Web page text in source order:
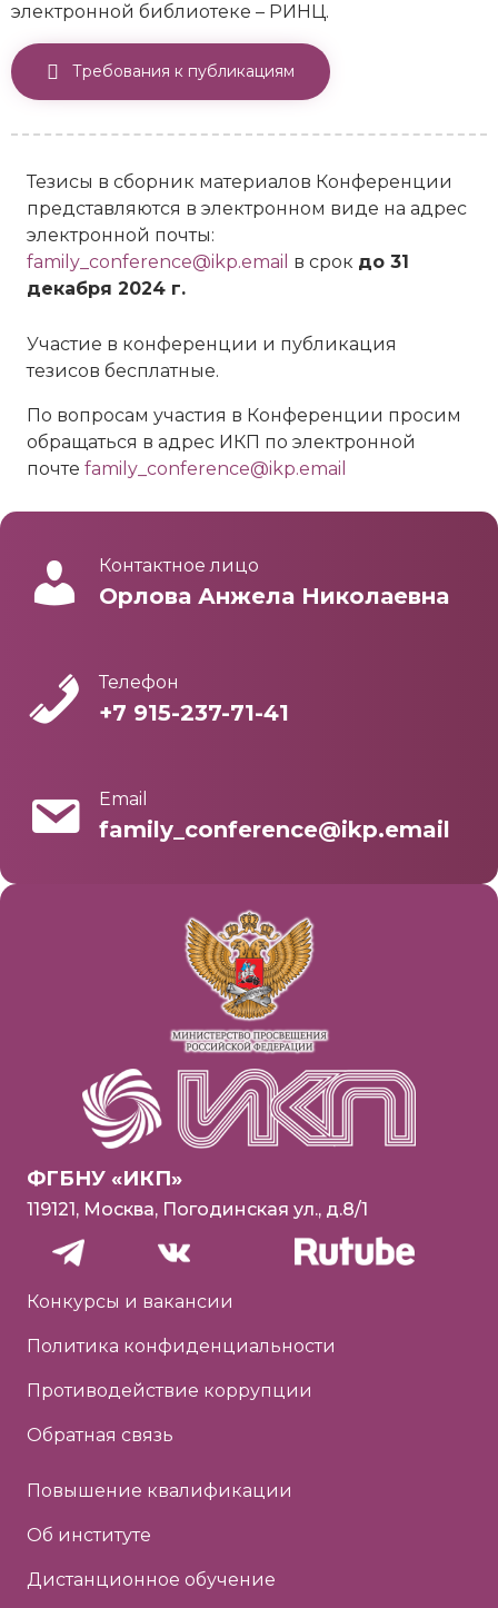
электронной библиотеке – РИНЦ.
Требования к публикациям
Тезисы в сборник материалов Конференции
представляются в электронном виде на адрес
электронной почты:
family_conference@ikp.email в срок до 31
декабря 2024 г.
Участие в конференции и публикация
тезисов бесплатные.
По вопросам участия в Конференции просим
обращаться в адрес ИКП по электронной
почте family_conference@ikp.email
Контактное лицо
Орлова Анжела Николаевна
Телефон
+7 915-237-71-41
Email
family_conference@ikp.email
ФГБНУ «ИКП»
119121, Москва, Погодинская ул., д.8/1
Конкурсы и вакансии
Политика конфиденциальности
Противодействие коррупции
Обратная связь
Повышение квалификации
Об институте
Дистанционное обучение